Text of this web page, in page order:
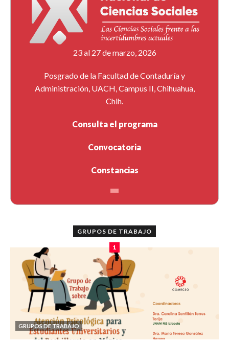
23 al 27 de marzo, 2026
Posgrado de la Facultad de Contaduría y
Administración, UACH, Campus II, Chihuahua,
Chih.
Consulta el programa
Convocatoria
Constancias
GRUPOS DE TRABAJO
1
GRUPOS DE TRABAJO